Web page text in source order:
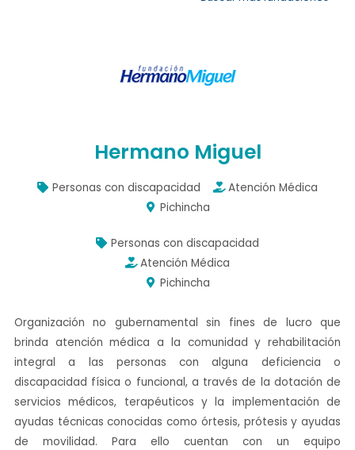
Hermano Miguel
Personas con discapacidad
Atención Médica
Pichincha
Personas con discapacidad
Atención Médica
Pichincha
Organización no gubernamental sin fines de lucro que
brinda atención médica a la comunidad y rehabilitación
integral a las personas con alguna deficiencia o
discapacidad física o funcional, a través de la dotación de
servicios médicos, terapéuticos y la implementación de
ayudas técnicas conocidas como órtesis, prótesis y ayudas
de movilidad. Para ello cuentan con un equipo
Facebook
Instagram
Twitter